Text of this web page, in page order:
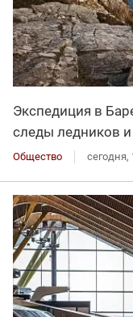
Экспедиция в
следы ледников
Общество сегодня,